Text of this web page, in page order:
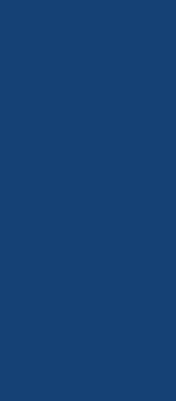
Hastanesi, Plastik
Center, Plastik